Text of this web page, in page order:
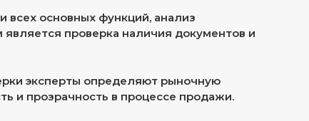
всех основных функций, анализ
проверка наличия документов и
эксперты определяют рыночную
и прозрачность в процессе продажи.